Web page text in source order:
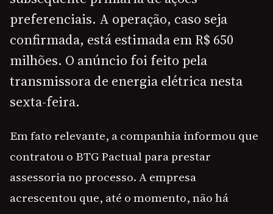
preferenciais. A operação, caso seja
confirmada, está estimada em R$ 650
milhões. O anúncio foi feito pela
transmissora de energia elétrica nesta
sexta-feira.
Em fato relevante, a companhia informou que
contratou o BTG Pactual para prestar
assessoria no processo. A empresa
acrescentou que, até o momento, não há